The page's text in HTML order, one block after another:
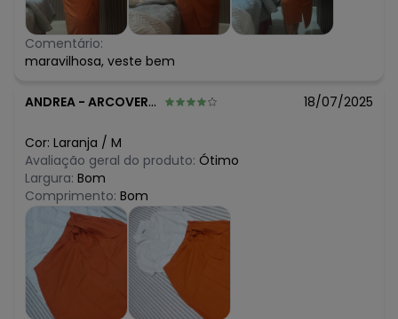
Comentário:
maravilhosa, veste bem
ANDREA - ARCOVERDE - PE 18/07/2025
Cor: Laranja / M
Avaliação geral do produto: Ótimo
Largura: Bom
Comprimento: Bom